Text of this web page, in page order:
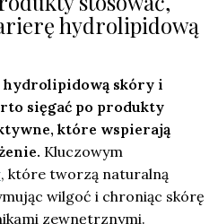
hydrolipidową
hydrolipidową skóry i
sięgać po produkty
które wspierają
Kluczowym
, które tworzą naturalną
wilgoć i chroniąc skórę
zewnętrznymi.